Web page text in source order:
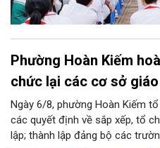
Phường Hoàn Kiếm
chức lại các cơ sở
Ngày 6/8, phường Hoàn Kiếm
các quyết định về sắp xếp, tổ
lập; thành lập đảng bộ các